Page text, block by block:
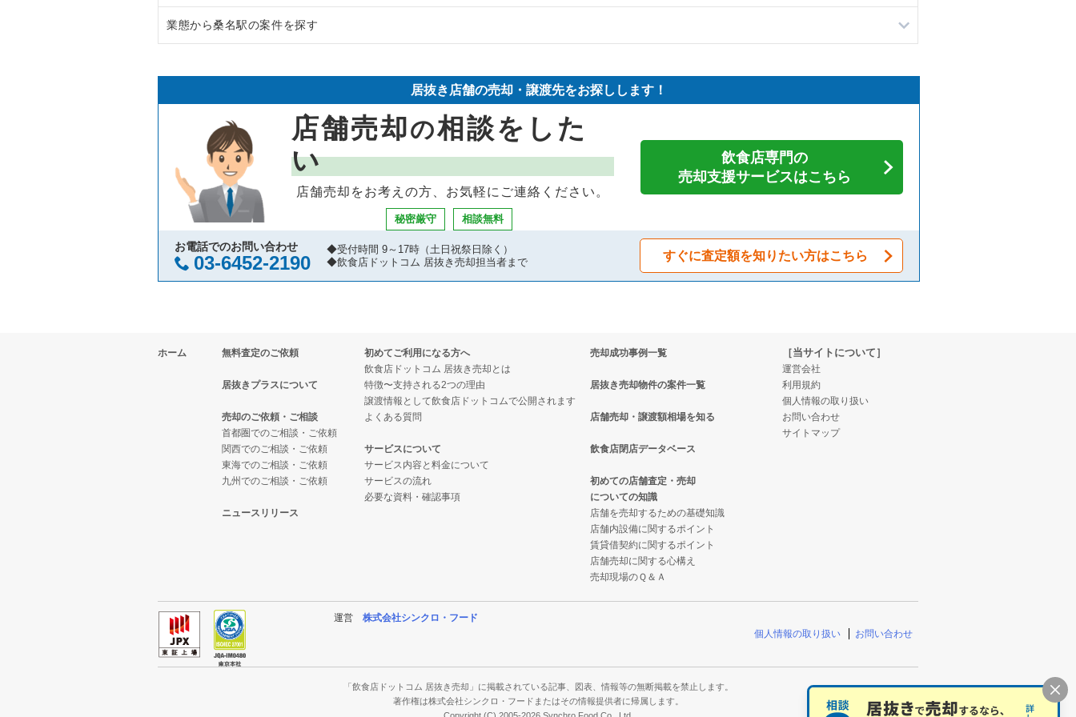
三重県の鉄板焼き・お好み焼の居抜き売却物件の案件一覧
業態から桑名駅の案件を探す
居抜き店舗の売却・譲渡先をお探しします！
店舗売却の相談をした
い
店舗売却をお考えの方、お気軽にご連絡ください。
秘密厳守 相談無料
飲食店専門の
売却支援サービスはこちら
お電話でのお問い合わせ
03-6452-2190
◆受付時間 9～17時（土日祝祭日除く）
◆飲食店ドットコム 居抜き売却担当者まで
すぐに査定額を知りたい方はこちら
ホーム 無料査定のご依頼
居抜きプラスについて
売却のご依頼・ご相談
首都圏でのご相談・ご依頼
関西でのご相談・ご依頼
東海でのご相談・ご依頼
九州でのご相談・ご依頼
ニュースリリース
初めてご利用になる方へ
飲食店ドットコム 居抜き売却とは
特徴〜支持される2つの理由
譲渡情報として飲食店ドットコムで公開されます
よくある質問
サービスについて
サービス内容と料金について
サービスの流れ
必要な資料・確認事項
売却成功事例一覧
居抜き売却物件の案件一覧
店舗売却・譲渡額相場を知る
飲食店閉店データベース
初めての店舗査定・売却
についての知識
店舗を売却するための基礎知識
店舗内設備に関するポイント
賃貸借契約に関するポイント
店舗売却に関する心構え
売却現場のＱ＆Ａ
［当サイトについて］
運営会社
利用規約
個人情報の取り扱い
お問い合わせ
サイトマップ
運営 株式会社シンクロ・フード
個人情報の取り扱い
お問い合わせ
「飲食店ドットコム 居抜き売却」に掲載されている記事、図表、情報等の無断掲載を禁止します。
著作権は株式会社シンクロ・フードまたはその情報提供者に帰属します。